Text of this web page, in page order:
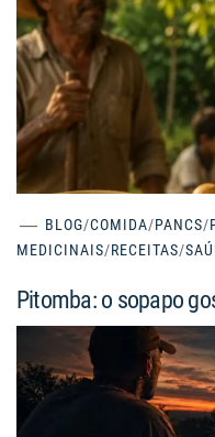
BLOG/COMIDA/PANCS/
MEDICINAIS/RECEITAS/
Pitomba: o sopapo